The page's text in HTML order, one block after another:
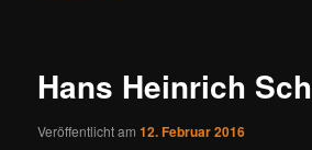
a
s
Hans Heinrich
Veröffentlicht am12. Februar 2016